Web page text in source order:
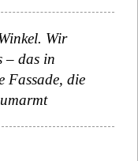
Wir
– das in
Fassade, die